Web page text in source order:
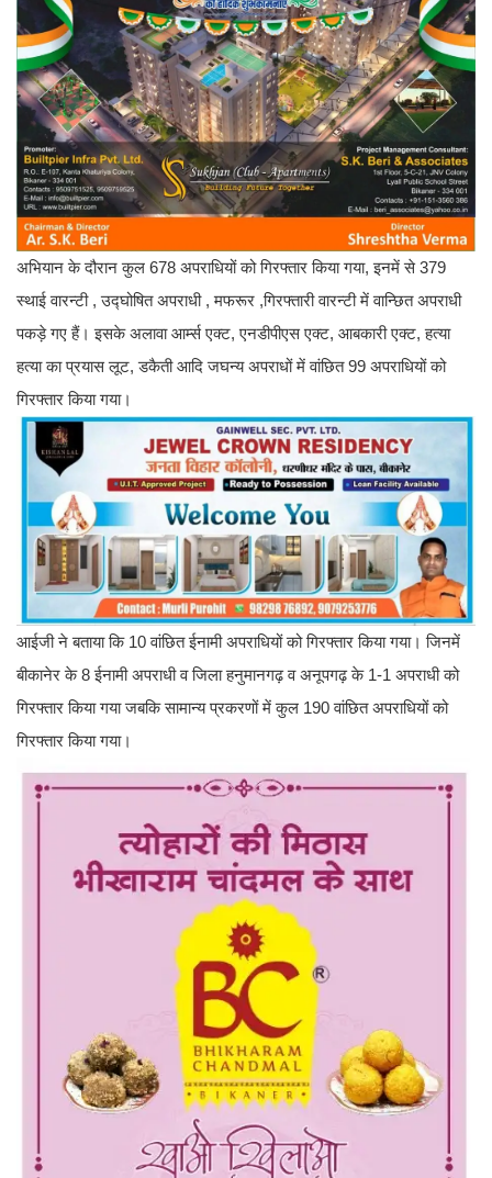
अभियान के दौरान कुल 678 अपराधियों को गिरफ्तार किया गया, इनमें से 379
स्थाई वारन्टी , उद्घोषित अपराधी , मफरूर ,गिरफ्तारी वारन्टी में वान्छित अपराधी
पकड़े गए हैं। इसके अलावा आर्म्स एक्ट, एनडीपीएस एक्ट, आबकारी एक्ट, हत्या
हत्या का प्रयास लूट, डकैती आदि जघन्य अपराधों में वांछित 99 अपराधियों को
गिरफ्तार किया गया।
आईजी ने बताया कि 10 वांछित ईनामी अपराधियों को गिरफ्तार किया गया। जिनमें
बीकानेर के 8 ईनामी अपराधी व जिला हनुमानगढ़ व अनूपगढ़ के 1-1 अपराधी को
गिरफ्तार किया गया जबकि सामान्य प्रकरणों में कुल 190 वांछित अपराधियों को
गिरफ्तार किया गया।